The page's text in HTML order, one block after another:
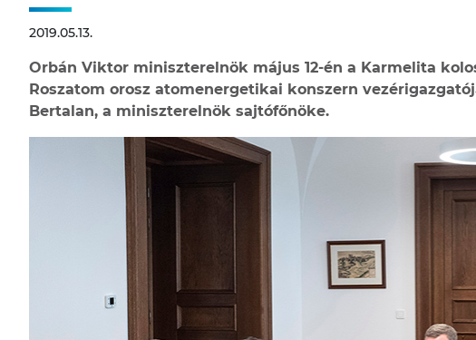
2019.05.13.
Orbán Viktor miniszterelnök május 12-én a Karmelita
Roszatom orosz atomenergetikai konszern
Bertalan, a miniszterelnök sajtófőnöke.